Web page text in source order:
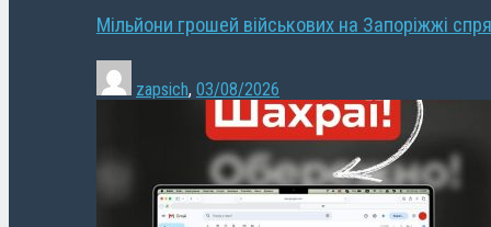
Мільйони грошей військових на Запоріжжі
zapsich, 03/08/2026